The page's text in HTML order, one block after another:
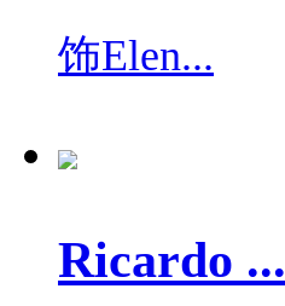
饰Elen...
Ricardo ...